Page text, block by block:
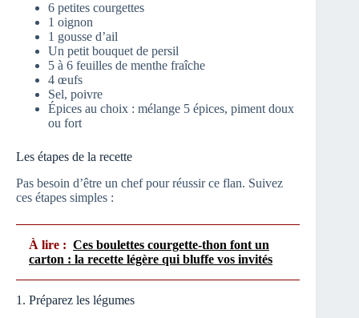
6 petites courgettes
1 oignon
1 gousse d’ail
Un petit bouquet de persil
5 à 6 feuilles de menthe fraîche
4 œufs
Sel, poivre
Épices au choix : mélange 5 épices, piment doux
ou fort
Les étapes de la recette
Pas besoin d’être un chef pour réussir ce flan. Suivez
ces étapes simples :
À lire : Ces boulettes courgette-thon font un
carton : la recette légère qui bluffe vos invités
1. Préparez les légumes